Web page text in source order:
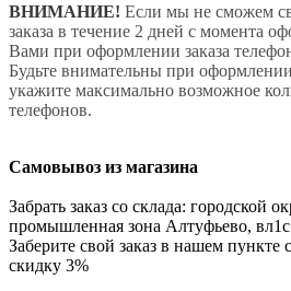
ВНИМАНИЕ! Если мы не сможем
заказа в течение 2 дней с момента
Вами при оформлении заказа
Будьте внимательны при
укажите максимально возможное
телефонов.
Самовывоз из магазина
Забрать заказ со склада: городской
промышленная зона Алтуфьево,
Заберите свой заказ в нашем пункте
скидку 3%